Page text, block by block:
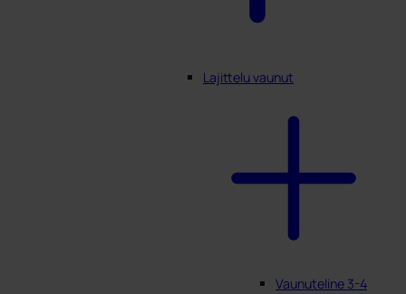
Lajittelu vaunut
Vaunuteline 3-4